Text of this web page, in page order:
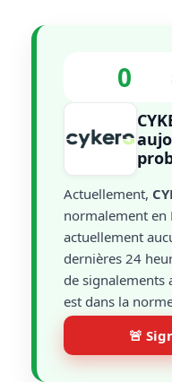
0
Actuellement,
normalement en
actuellement
dernières 24
de signalements
est dans la
🚨